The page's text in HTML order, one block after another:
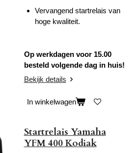
Vervangend startrelais van
hoge kwaliteit.
Op werkdagen voor 15.00
besteld volgende dag in huis!
Bekijk details
In winkelwagen
Startrelais Yamaha
YFM 400 Kodiak